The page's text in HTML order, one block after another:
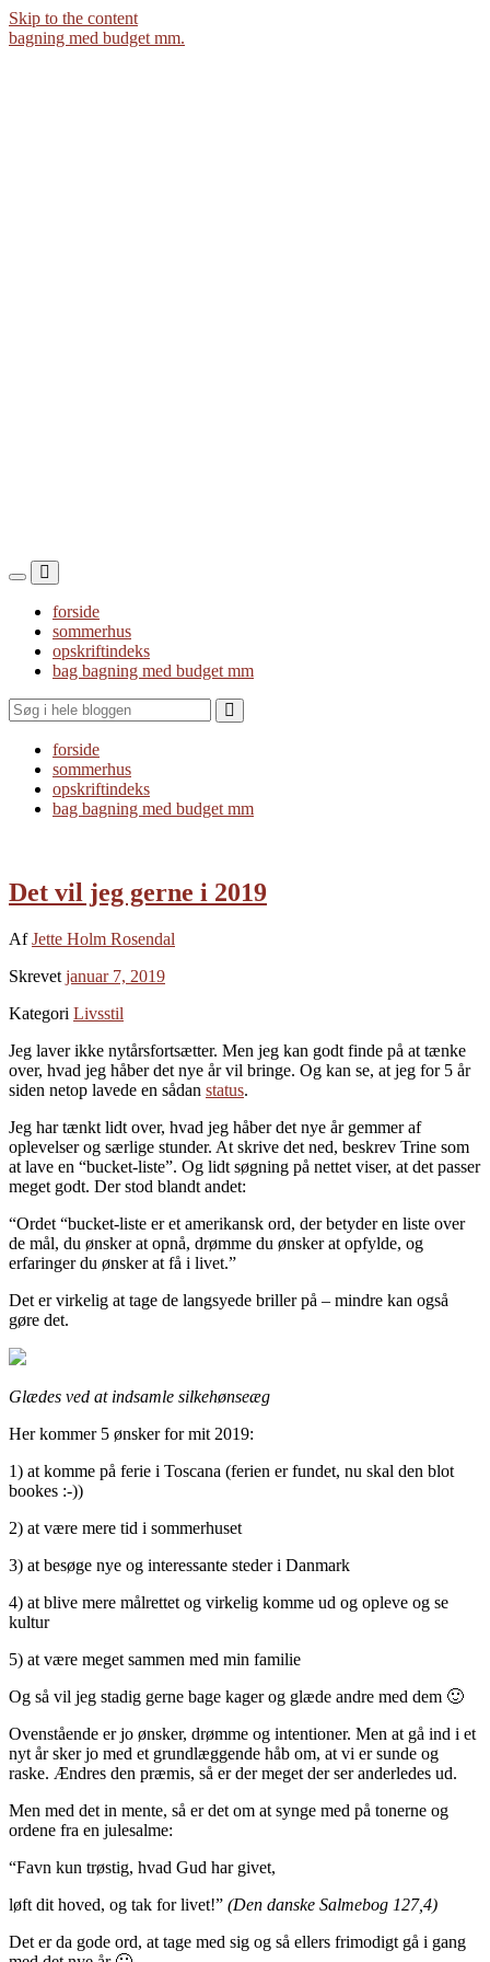
Skip to the content
bagning med budget mm.
Toggle
mobile
menu
Toggle
the
search
field
forside
sommerhus
opskriftindeks
bag bagning med budget mm
forside
sommerhus
opskriftindeks
bag bagning med budget mm
Det vil jeg gerne i 2019
AfJette Holm Rosendal
Skrevet januar 7, 2019
Kategori Livsstil
Jeg laver ikke nytårsfortsætter. Men jeg kan godt finde på at tænke
over, hvad jeg håber det nye år vil bringe. Og kan se, at jeg for 5 år
siden netop lavede en sådan status.
Jeg har tænkt lidt over, hvad jeg håber det nye år gemmer af
oplevelser og særlige stunder. At skrive det ned, beskrev Trine som
at lave en “bucket-liste”. Og lidt søgning på nettet viser, at det passer
meget godt. Der stod blandt andet:
“Ordet “bucket-liste er et amerikansk ord, der betyder en liste over
de mål, du ønsker at opnå, drømme du ønsker at opfylde, og
erfaringer du ønsker at få i livet.”
Det er virkelig at tage de langsyede briller på – mindre kan også
gøre det.
Glædes ved at indsamle silkehønseæg
Her kommer 5 ønsker for mit 2019:
1) at komme på ferie i Toscana (ferien er fundet, nu skal den blot
bookes :-))
2) at være mere tid i sommerhuset
3) at besøge nye og interessante steder i Danmark
4) at blive mere målrettet og virkelig komme ud og opleve og se
kultur
5) at være meget sammen med min familie
Og så vil jeg stadig gerne bage kager og glæde andre med dem 🙂
Ovenstående er jo ønsker, drømme og intentioner. Men at gå ind i et
nyt år sker jo med et grundlæggende håb om, at vi er sunde og
raske. Ændres den præmis, så er der meget der ser anderledes ud.
Men med det in mente, så er det om at synge med på tonerne og
ordene fra en julesalme:
“Favn kun trøstig, hvad Gud har givet,
løft dit hoved, og tak for livet!” (Den danske Salmebog 127,4)
Det er da gode ord, at tage med sig og så ellers frimodigt gå i gang